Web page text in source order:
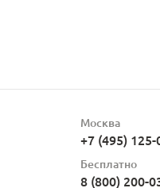
Москва
+7 (495) 125-
Бесплатно
8 (800) 200-